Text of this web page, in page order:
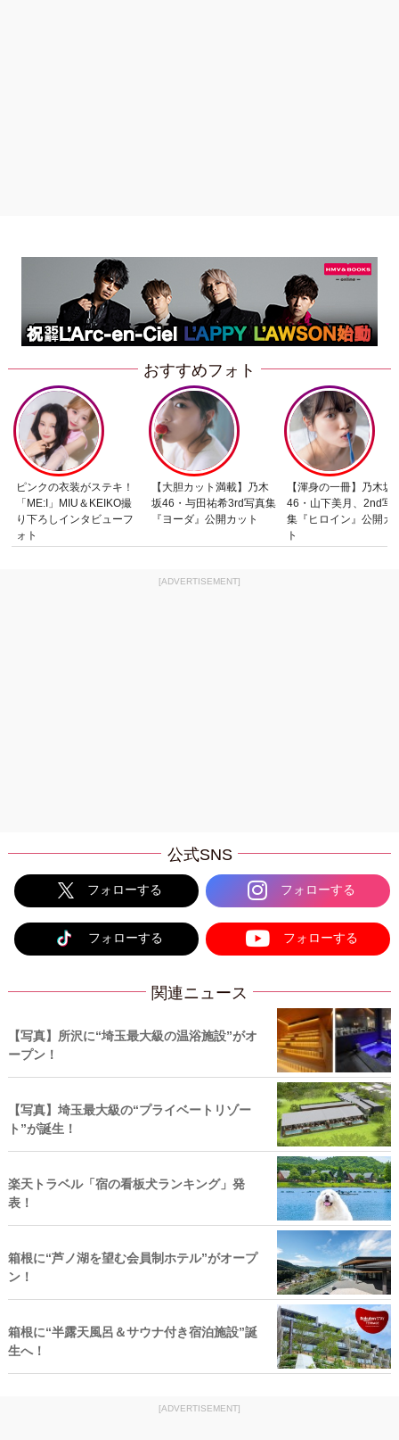
おすすめフォト
ピンクの衣装がステキ！
「ME:I」MIU＆KEIKO撮
り下ろしインタビューフ
ォト
【大胆カット満載】乃木
坂46・与田祐希3rd写真集
『ヨーダ』公開カット
【渾身の一冊】乃木坂
46・山下美月、2nd写
集『ヒロイン』公開カ
ト
[ADVERTISEMENT]
公式SNS
フォローする フォローする
フォローする フォローする
関連ニュース
【写真】所沢に“埼玉最大級の温浴施設”がオ
ープン！
【写真】埼玉最大級の“プライベートリゾー
ト”が誕生！
楽天トラベル「宿の看板犬ランキング」発
表！
箱根に“芦ノ湖を望む会員制ホテル”がオープ
ン！
箱根に“半露天風呂＆サウナ付き宿泊施設”誕
生へ！
[ADVERTISEMENT]